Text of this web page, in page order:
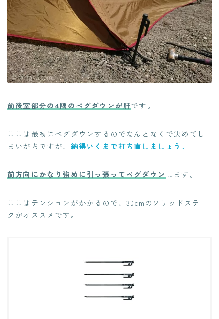
前後室部分の4隅のペグダウンが肝です。
ここは最初にペグダウンするのでなんとなくで決めてし
まいがちですが、 納得いくまで打ち直しましょう。
前方向にかなり強めに引っ張ってペグダウン します。
ここはテンションがかかるので、30cmのソリッドステー
クがオススメです。